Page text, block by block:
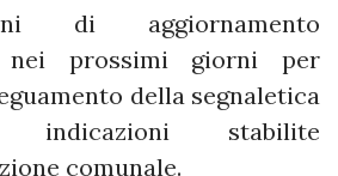
di aggiornamento
nei prossimi giorni per
della segnaletica
stabilite
comunale.